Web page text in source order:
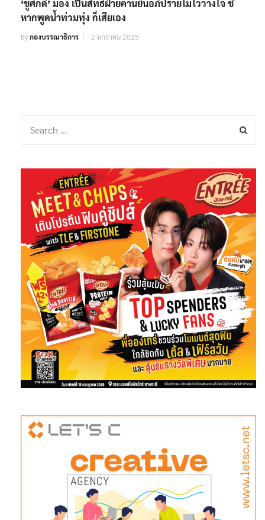
‘ชูศักดิ์’ มอง เป็นสิทธิ์ฝ่ายค้านยื่นอภิปรายไม่ไว้วางใจ ชี้
หากพูดน้ำท่วมทุ่ง ก็เสียเอง
Byกองบรรณาธิการ 2 มกราคม 2025